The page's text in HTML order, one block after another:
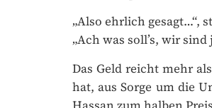
„Also ehrlich gesagt…“,
„Ach was soll’s, wir
Das Geld reicht mehr
hat, aus Sorge um die
Hassan zum halben